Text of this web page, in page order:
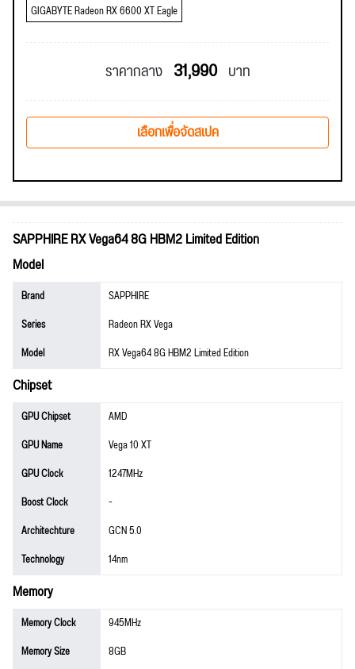
GIGABYTE Radeon RX 6600 XT Eagle
ราคากลาง 31,990 บาท
เลือกเพื่อจัดสเปค
SAPPHIRE RX Vega64 8G HBM2 Limited Edition
Model
Brand
SAPPHIRE
Series
Radeon RX Vega
Model
RX Vega64 8G HBM2 Limited Edition
Chipset
GPU Chipset
AMD
GPU Name
Vega 10 XT
GPU Clock
1247MHz
Boost Clock
-
Architechture
GCN 5.0
Technology
14nm
Memory
Memory Clock
945MHz
Memory Size
8GB